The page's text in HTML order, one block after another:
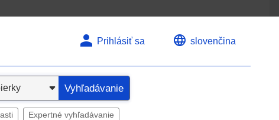
Prihlásiť sa slovenčina
Vyhľadávanie
Expertné vyhľadávanie